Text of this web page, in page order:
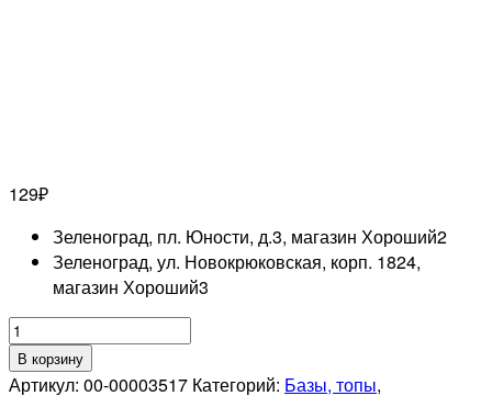
129₽
Зеленоград, пл. Юности, д.3, магазин Хороший2
Зеленоград, ул. Новокрюковская, корп. 1824,
магазин Хороший3
Количество
товара
SEVERINA
В корзину
Артикул: 00-00003517 Категорий: Базы, топы,